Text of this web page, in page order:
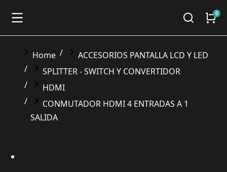
You are here:
Home
ACCESORIOS PANTALLA LCD Y LED
SPLITTER - SWITCH Y CONVERTIDOR
HDMI
CONMUTADOR HDMI 4 ENTRADAS A 1
SALIDA